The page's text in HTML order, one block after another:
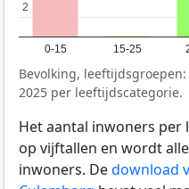
0-15 15-25
2
2
Bevolking,
2025 per leeftijdscategorie.
Het aantal inwoners
op vijftallen en wordt
inwoners. Dedownload